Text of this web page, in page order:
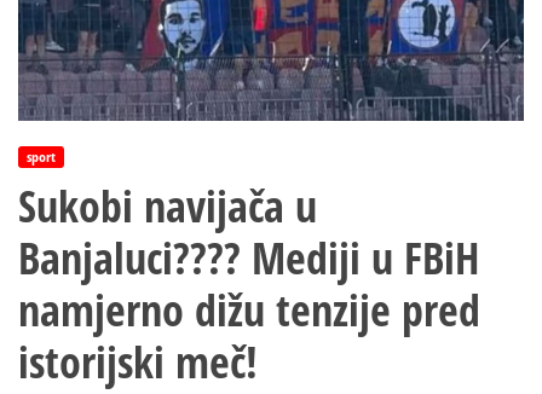
sport
Sukobi navijača u
Banjaluci???? Mediji u FBiH
namjerno dižu tenzije pred
istorijski meč!